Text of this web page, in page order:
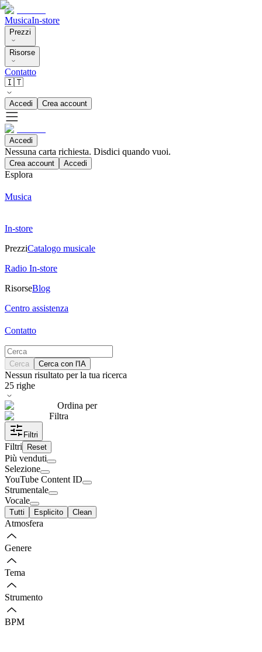
MusicaIn-store
Prezzi
Risorse
Contatto
🇮🇹
Accedi Crea account
Accedi
Nessuna carta richiesta. Disdici quando vuoi.
Crea account Accedi
Esplora
Musica
In-store
PrezziCatalogo musicale
Radio In-store
RisorseBlog
Centro assistenza
Contatto
Cerca Cerca con l'IA
Nessun risultato per la tua ricerca
25 righe
Ordina per
Filtra
Filtri
Filtri Reset
Più venduti
Selezione
YouTube Content ID
Strumentale
Vocale
Tutti Esplicito Clean
Atmosfera
Genere
Tema
Strumento
BPM